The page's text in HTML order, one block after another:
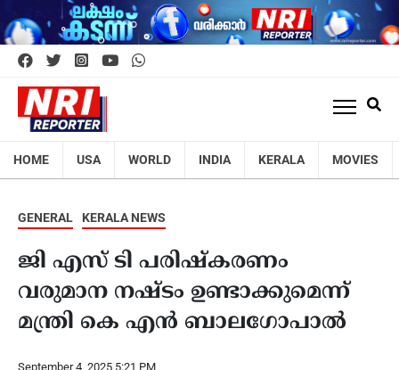
HOME USA WORLD INDIA KERALA MOVIES
GENERAL KERALA NEWS
ജി എസ് ടി പരിഷ്കരണം
വരുമാന നഷ്ടം ഉണ്ടാക്കുമെന്ന്
മന്ത്രി കെ എൻ ബാലഗോപാൽ
September 4, 2025 5:21 PM